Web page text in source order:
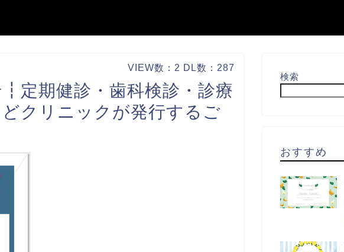
VIEW数：2 DL数：287
定期健診・歯科検診・診療
クリニックが発行するご
検索
おすすめ